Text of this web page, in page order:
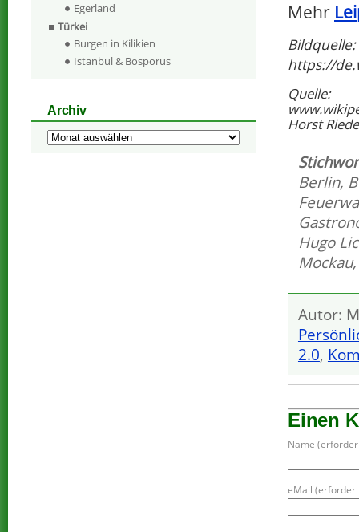
Mehr
Bildquelle:
https://
Quelle:
Horst
Berlin,
Hugo
Mockau
Autor:
2.0,
Einen
Name
eMail
Egerland
Türkei
Burgen in Kilikien
Istanbul & Bosporus
Archiv
Archiv